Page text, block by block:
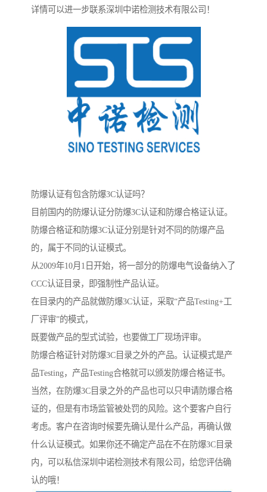
详情可以进一步联系深圳中诺检测技术有限公司！
防爆认证有包含防爆3C认证吗？
目前国内的防爆认证分防爆3C认证和防爆合格证认证。
防爆合格证和防爆3C认证分别是针对不同的防爆产品
的，属于不同的认证模式。
从2009年10月1日开始，将一部分的防爆电气设备纳入了
CCC认证目录，即强制性产品认证。
在目录内的产品就做防爆3C认证，采取“产品Testing+工
厂评审”的模式，
既要做产品的型式试验，也要做工厂现场评审。
防爆合格证针对防爆3C目录之外的产品。认证模式是产
品Testing，产品Testing合格就可以颁发防爆合格证书。
当然，在防爆3C目录之外的产品也可以只申请防爆合格
证的，但是有市场监管被处罚的风险。这个要客户自行
考虑。客户在咨询时候要先确认是什么产品，再确认做
什么认证模式。如果你还不确定产品在不在防爆3C目录
内，可以私信深圳中诺检测技术有限公司，给您评估确
认的哦！